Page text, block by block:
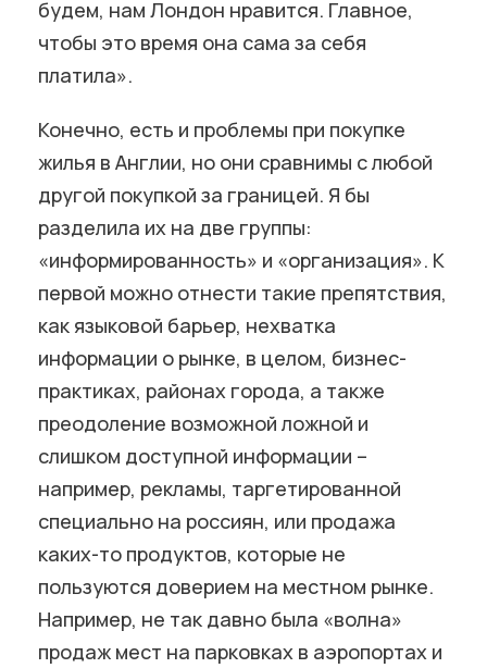
будем, нам Лондон нравится. Главное,
чтобы это время она сама за себя
платила».
Конечно, есть и проблемы при покупке
жилья в Англии, но они сравнимы с любой
другой покупкой за границей. Я бы
разделила их на две группы:
«информированность» и «организация». К
первой можно отнести такие препятствия,
как языковой барьер, нехватка
информации о рынке, в целом, бизнес-
практиках, районах города, а также
преодоление возможной ложной и
слишком доступной информации –
например, рекламы, таргетированной
специально на россиян, или продажа
каких-то продуктов, которые не
пользуются доверием на местном рынке.
Например, не так давно была «волна»
продаж мест на парковках в аэропортах и